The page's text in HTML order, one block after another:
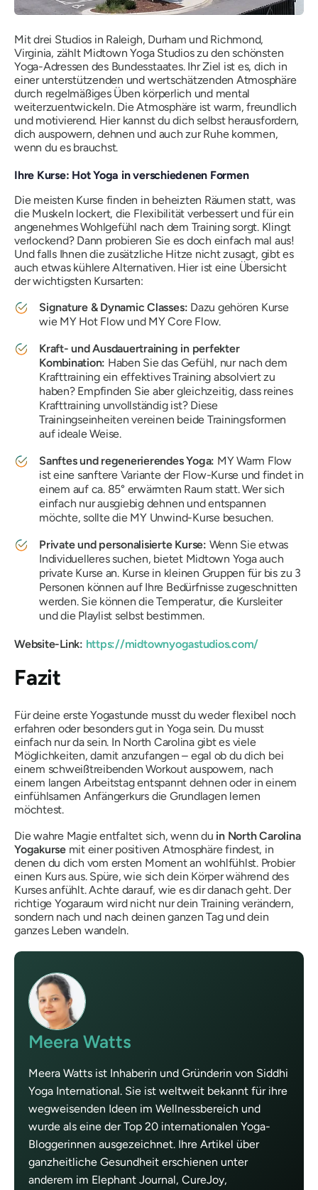
Mit drei Studios in Raleigh, Durham und Richmond,
Virginia, zählt Midtown Yoga Studios zu den schönsten
Yoga-Adressen des Bundesstaates. Ihr Ziel ist es, dich in
einer unterstützenden und wertschätzenden Atmosphäre
durch regelmäßiges Üben körperlich und mental
weiterzuentwickeln. Die Atmosphäre ist warm, freundlich
und motivierend. Hier kannst du dich selbst herausfordern,
dich auspowern, dehnen und auch zur Ruhe kommen,
wenn du es brauchst.
Ihre Kurse: Hot Yoga in verschiedenen Formen
Die meisten Kurse finden in beheizten Räumen statt, was
die Muskeln lockert, die Flexibilität verbessert und für ein
angenehmes Wohlgefühl nach dem Training sorgt. Klingt
verlockend? Dann probieren Sie es doch einfach mal aus!
Und falls Ihnen die zusätzliche Hitze nicht zusagt, gibt es
auch etwas kühlere Alternativen. Hier ist eine Übersicht
der wichtigsten Kursarten:
Signature & Dynamic Classes: Dazu gehören Kurse
wie MY Hot Flow und MY Core Flow.
Kraft- und Ausdauertraining in perfekter
Kombination: Haben Sie das Gefühl, nur nach dem
Krafttraining ein effektives Training absolviert zu
haben? Empfinden Sie aber gleichzeitig, dass reines
Krafttraining unvollständig ist? Diese
Trainingseinheiten vereinen beide Trainingsformen
auf ideale Weise.
Sanftes und regenerierendes Yoga: MY Warm Flow
ist eine sanftere Variante der Flow-Kurse und findet in
einem auf ca. 85° erwärmten Raum statt. Wer sich
einfach nur ausgiebig dehnen und entspannen
möchte, sollte die MY Unwind-Kurse besuchen.
Private und personalisierte Kurse: Wenn Sie etwas
Individuelleres suchen, bietet Midtown Yoga auch
private Kurse an. Kurse in kleinen Gruppen für bis zu 3
Personen können auf Ihre Bedürfnisse zugeschnitten
werden. Sie können die Temperatur, die Kursleiter
und die Playlist selbst bestimmen.
Website-Link: https://midtownyogastudios.com/
Fazit
Für deine erste Yogastunde musst du weder flexibel noch
erfahren oder besonders gut in Yoga sein. Du musst
einfach nur da sein. In North Carolina gibt es viele
Möglichkeiten, damit anzufangen – egal ob du dich bei
einem schweißtreibenden Workout auspowern, nach
einem langen Arbeitstag entspannt dehnen oder in einem
einfühlsamen Anfängerkurs die Grundlagen lernen
möchtest.
Die wahre Magie entfaltet sich, wenn du in North Carolina
Yogakursemit einer positiven Atmosphäre findest, in
denen du dich vom ersten Moment an wohlfühlst. Probier
einen Kurs aus. Spüre, wie sich dein Körper während des
Kurses anfühlt. Achte darauf, wie es dir danach geht. Der
richtige Yogaraum wird nicht nur dein Training verändern,
sondern nach und nach deinen ganzen Tag und dein
ganzes Leben wandeln.
Meera Watts
Meera Watts ist Inhaberin und Gründerin von Siddhi
Yoga International. Sie ist weltweit bekannt für ihre
wegweisenden Ideen im Wellnessbereich und
wurde als eine der Top 20 internationalen Yoga-
Bloggerinnen ausgezeichnet. Ihre Artikel über
ganzheitliche Gesundheit erschienen unter
anderem im Elephant Journal, CureJoy,